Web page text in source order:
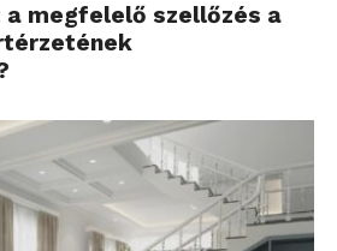
a megfelelő szellőzés a